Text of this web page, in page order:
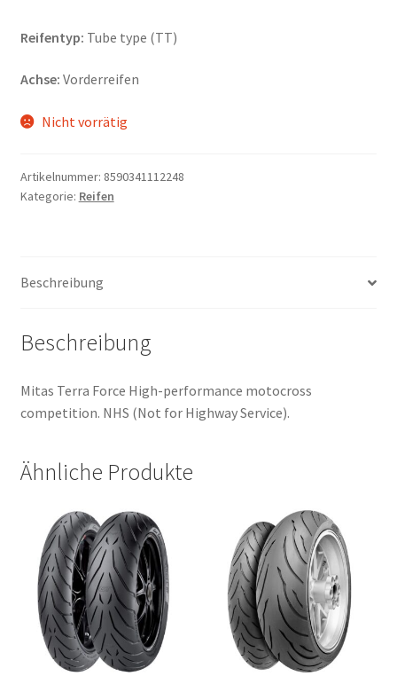
Reifentyp: Tube type (TT)
Achse: Vorderreifen
Nicht vorrätig
Artikelnummer: 8590341112248
Kategorie: Reifen
Beschreibung
Beschreibung
Mitas Terra Force High-performance motocross
competition. NHS (Not for Highway Service).
Ähnliche Produkte